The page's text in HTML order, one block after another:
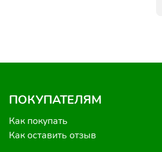
ПОКУПАТЕЛЯМ
Как покупать
Как оставить отзыв